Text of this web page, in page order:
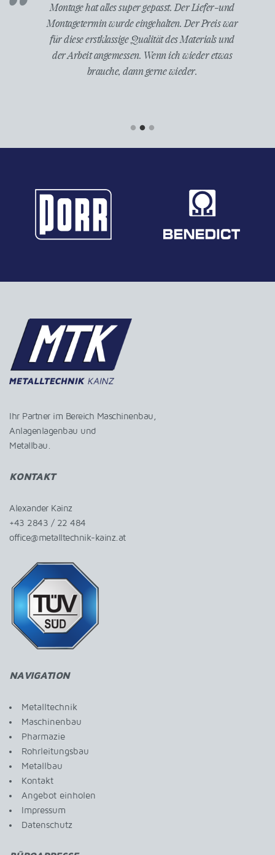
Vom
Montage hat alles super gepasst. Der Liefer-und
Montagetermin wurde eingehalten. Der Preis war
für diese erstklassige Qualität des Materials und
der Arbeit angemessen. Wenn ich wieder etwas
brauche, dann gerne wieder.
Ihr Partner im Bereich Maschinenbau,
Anlagenlagenbau und
Metallbau.
KONTAKT
Alexander Kainz
+43 2843 / 22 484
office@metalltechnik-kainz.at
NAVIGATION
Metalltechnik
Maschinenbau
Pharmazie
Rohrleitungsbau
Metallbau
Kontakt
Angebot einholen
Impressum
Datenschutz